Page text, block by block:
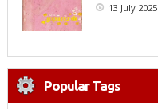
13 July 2025
Popular Tags